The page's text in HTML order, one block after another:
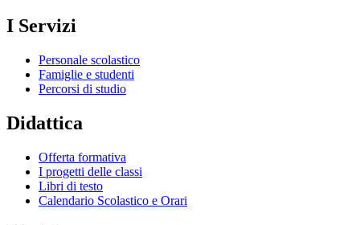
I Servizi
Personale scolastico
Famiglie e studenti
Percorsi di studio
Didattica
Offerta formativa
I progetti delle classi
Libri di testo
Calendario Scolastico e Orari